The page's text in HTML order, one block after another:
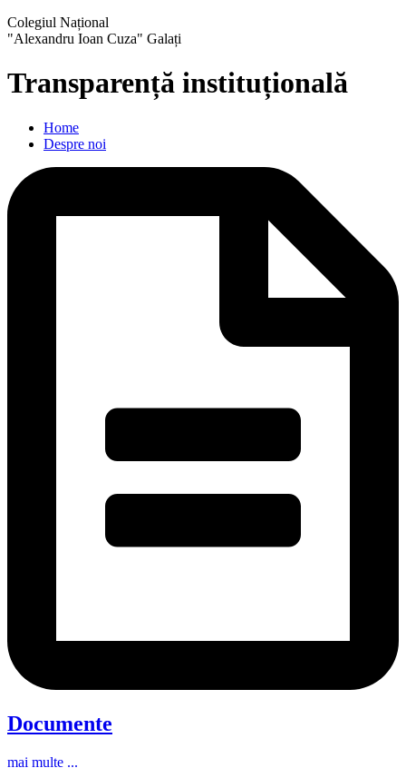
Colegiul Național
"Alexandru Ioan Cuza" Galați
Transparență instituțională
Home
Despre noi
Documente
mai multe ...